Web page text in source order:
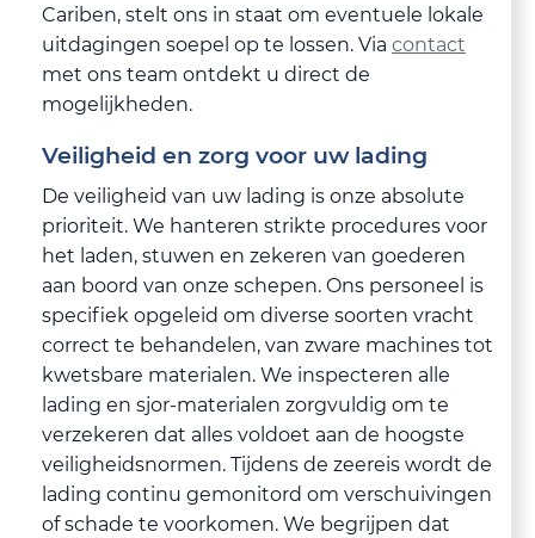
Cariben, stelt ons in staat om eventuele lokale
uitdagingen soepel op te lossen. Via contact
met ons team ontdekt u direct de
mogelijkheden.
Veiligheid en zorg voor uw lading
De veiligheid van uw lading is onze absolute
prioriteit. We hanteren strikte procedures voor
het laden, stuwen en zekeren van goederen
aan boord van onze schepen. Ons personeel is
specifiek opgeleid om diverse soorten vracht
correct te behandelen, van zware machines tot
kwetsbare materialen. We inspecteren alle
lading en sjor-materialen zorgvuldig om te
verzekeren dat alles voldoet aan de hoogste
veiligheidsnormen. Tijdens de zeereis wordt de
lading continu gemonitord om verschuivingen
of schade te voorkomen. We begrijpen dat